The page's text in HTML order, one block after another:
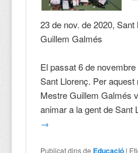
23 de nov. de 2020,
Guillem Galmés
El passat 6 de
Sant Llorenç. Per
Mestre Guillem Galmés
animar a la gent de
→
Publicat dins de Educació |